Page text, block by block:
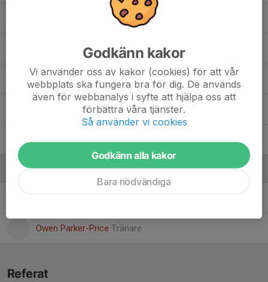
9. Olle Magnusson, P2008
Vincent Almér
Viresh Patel
William Wilsson
Ledare
Owen Parker-Price Tränare
Referat
Godkänn kakor
Vi använder oss av kakor (cookies) för att vår
webbplats ska fungera bra för dig. De används
även för webbanalys i syfte att hjälpa oss att
förbättra våra tjänster.
Så använder vi cookies
Godkänn alla kakor
Bara nödvändiga